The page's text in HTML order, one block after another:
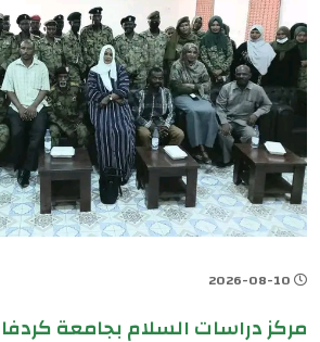
مركز دراسات السلام بجامعة